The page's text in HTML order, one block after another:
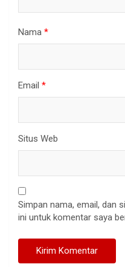
Nama *
Email *
Situs Web
Simpan nama, email, dan
ini untuk komentar saya